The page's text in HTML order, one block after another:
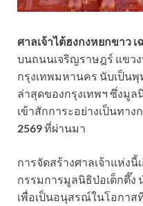
ศาลเจ้าไต้ฮงกงหยกขาว
บนถนนเจริญราษฎร์ แขว
กรุงเทพมหานคร นับเป็น
ล่าสุดของกรุงเทพฯ ซึ่งมูล
เข้าสักการะอย่างเป็นทาง
2569ที่ผ่านมา
การจัดสร้างศาลเจ้าแห่ง
กรรมการมูลนิธิป่อเต็กตึ๊ง
เพื่อเป็นอนุสรณ์ในโอกาส